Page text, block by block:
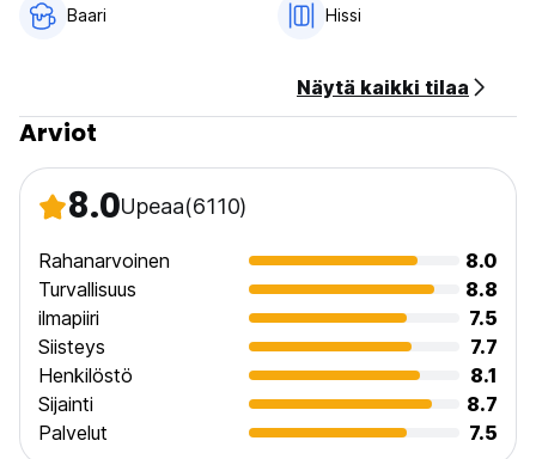
Baari Hissi
Näytä kaikki tilaa
Arviot
8.0Upeaa(6110)
Rahanarvoinen
8.0
Turvallisuus
8.8
ilmapiiri
7.5
Siisteys
7.7
Henkilöstö
8.1
Sijainti
8.7
Palvelut
7.5